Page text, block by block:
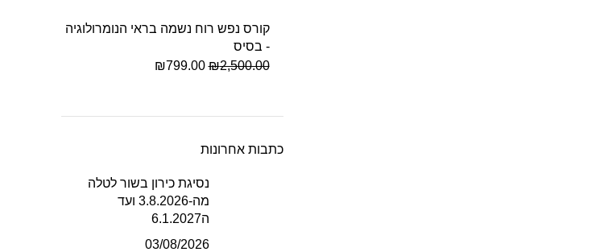
קורס נפש רוח נשמה בראי הנומרולוגיה
- בסיס
₪2,500.00
₪799.00
כתבות אחרונות
נסיגת כירון בשור לטלה
מה-3.8.2026 ועד
ה6.1.2027
03/08/2026